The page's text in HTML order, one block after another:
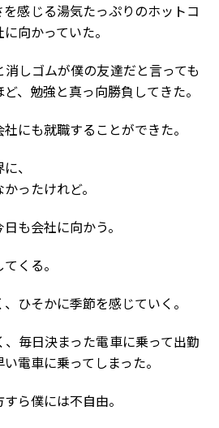
感じる湯気たっぷりのホットコ
向かっていた。
しゴムが僕の友達だと言っても
、勉強と真っ向勝負してきた。
にも就職することができた。
、
ったけれど。
も会社に向かう。
くる。
ひそかに季節を感じていく。
毎日決まった電車に乗って出勤
電車に乗ってしまった。
ら僕には不自由。